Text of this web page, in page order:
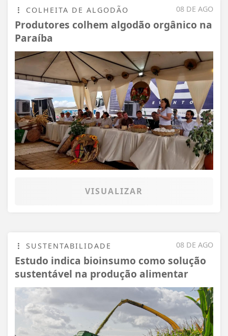
08 DE AGO
COLHEITA DE ALGODÃO
Produtores colhem algodão orgânico na
Paraíba
VISUALIZAR
08 DE AGO
SUSTENTABILIDADE
Estudo indica bioinsumo como solução
sustentável na produção alimentar